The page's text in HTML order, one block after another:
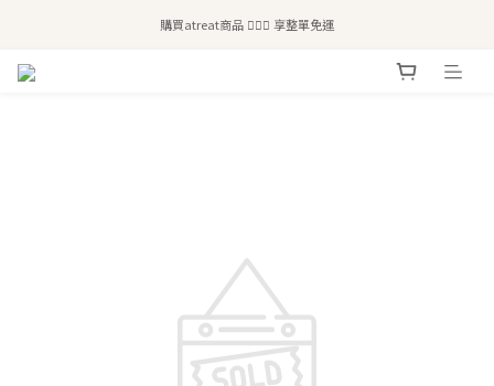
全站滿$2,500免運｜6/30前 含新品滿$1,300超取免運
購買atreat商品 💆🏻‍♀️ 享整單免運